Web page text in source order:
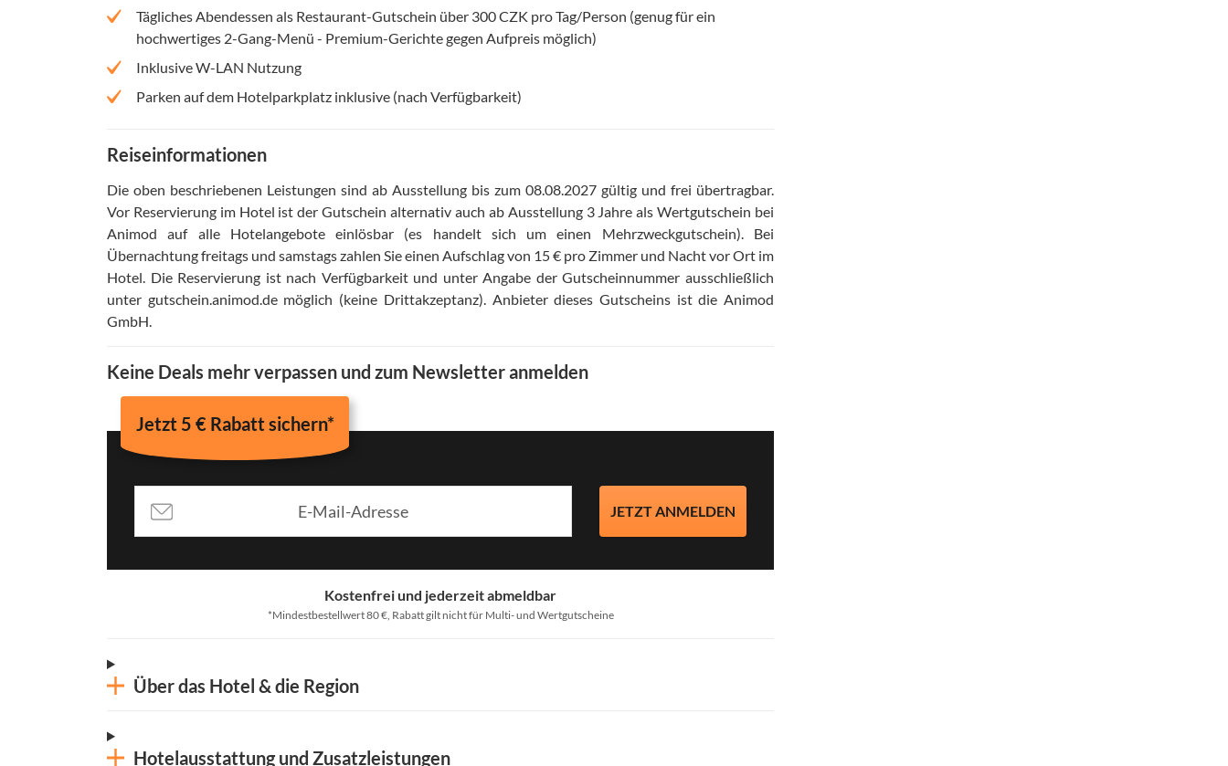
Tägliches Abendessen als Restaurant-Gutschein über 300 CZK pro Tag/Person (genug für ein
hochwertiges 2-Gang-Menü - Premium-Gerichte gegen Aufpreis möglich)
Inklusive W-LAN Nutzung
Parken auf dem Hotelparkplatz inklusive (nach Verfügbarkeit)
Reiseinformationen
Die oben beschriebenen Leistungen sind ab Ausstellung bis zum 08.08.2027 gültig und frei übertragbar.
Vor Reservierung im Hotel ist der Gutschein alternativ auch ab Ausstellung 3 Jahre als Wertgutschein bei
Animod auf alle Hotelangebote einlösbar (es handelt sich um einen Mehrzweckgutschein). Bei
Übernachtung freitags und samstags zahlen Sie einen Aufschlag von 15 € pro Zimmer und Nacht vor Ort im
Hotel. Die Reservierung ist nach Verfügbarkeit und unter Angabe der Gutscheinnummer ausschließlich
unter gutschein.animod.de möglich (keine Drittakzeptanz). Anbieter dieses Gutscheins ist die Animod
GmbH.
Keine Deals mehr verpassen und zum Newsletter anmelden
Jetzt 5 € Rabatt sichern*
JETZT ANMELDEN
Kostenfrei und jederzeit abmeldbar
*Mindestbestellwert 80 €, Rabatt gilt nicht für Multi- und Wertgutscheine
Über das Hotel & die Region
Hotelausstattung und Zusatzleistungen